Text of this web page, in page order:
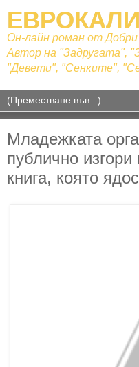
Он-лайн роман от Добри
Автор на "Задругата",
"Девети", "Сенките",
Младежката
публично
книга, която